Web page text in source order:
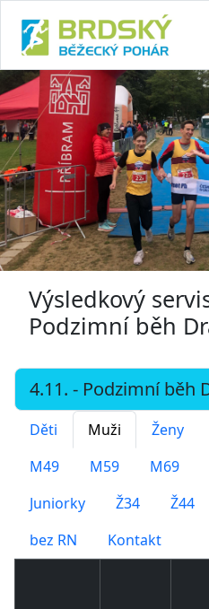
Výsledkový
Podzimní běh
Děti Muži Ženy
M49
M59 M69
Juniorky
Ž34 Ž44
bez RN
Kontakt